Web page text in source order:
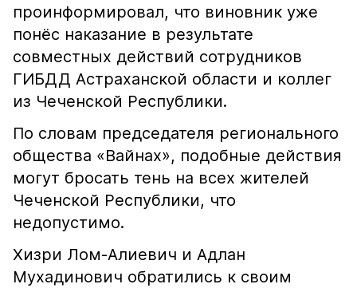
проинформировал, что виновник уже
понёс наказание в результате
совместных действий сотрудников
ГИБДД Астраханской области и коллег
из Чеченской Республики.
По словам председателя регионального
общества «Вайнах», подобные действия
могут бросать тень на всех жителей
Чеченской Республики, что
недопустимо.
Хизри Лом-Алиевич и Адлан
Мухадинович обратились к своим